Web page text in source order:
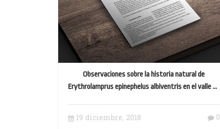
Observaciones sobre la historia natural de
Erythrolamprus epinephelus albiventris en el valle de
19 diciembre, 2018 0